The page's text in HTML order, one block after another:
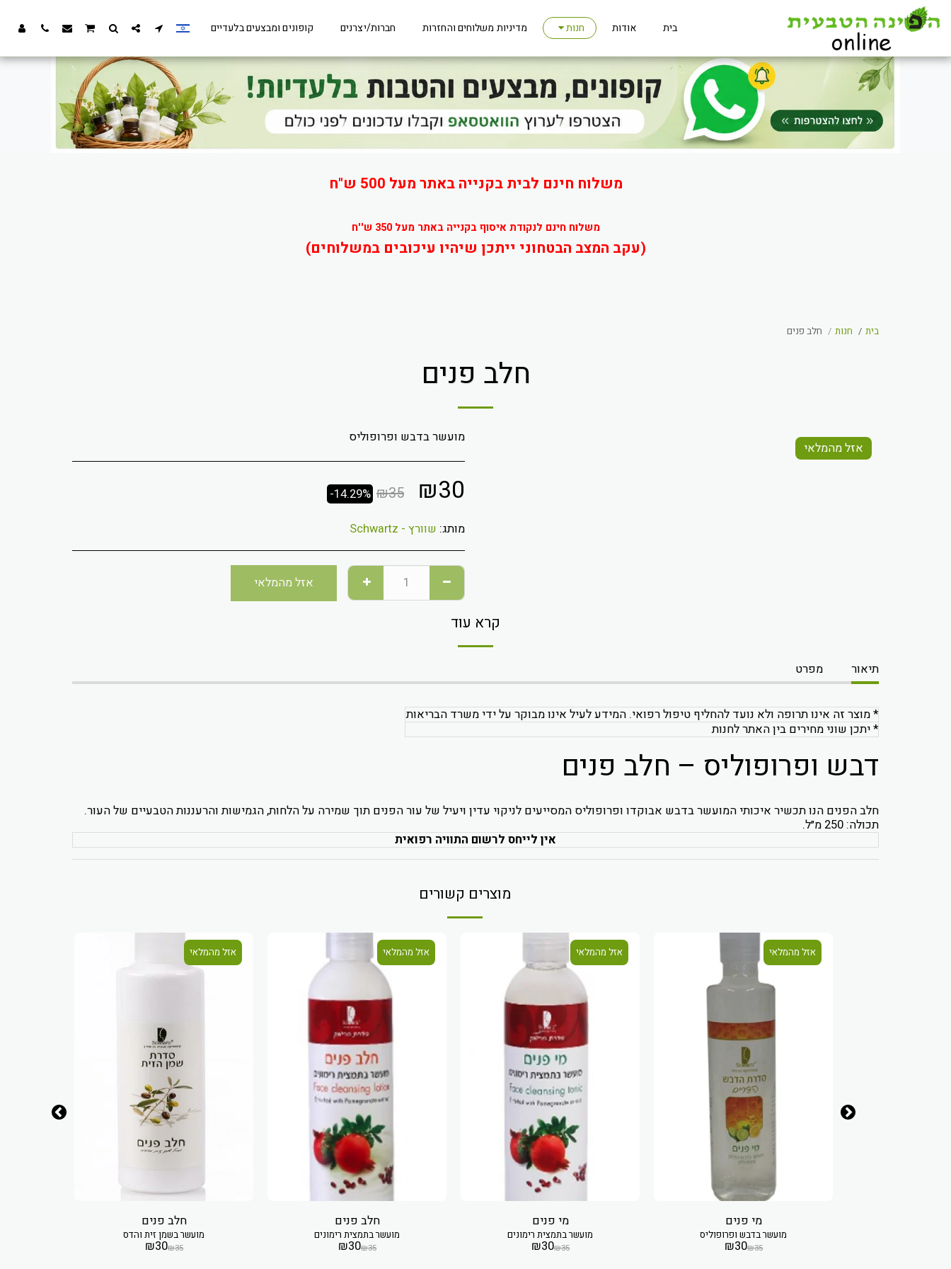
משלוח חינם לבית בקנייה באתר מעל 500 ש"ח
משלוח חינם לנקודת איסוף בקנייה באתר מעל 350 ש''ח
(עקב המצב הבטחוני ייתכן שיהיו עיכובים במשלוחים)
בית אודות חנות מדיניות משלוחים והחזרות חברות/יצרנים קופונים ומבצעים בלעדיים
בית חנות חלב פנים
חלב פנים
אזל מהמלאי
מועשר בדבש ופרופוליס
₪30
₪35
-14.29%
מותג: שוורץ - Schwartz
אזל מהמלאי
קרא עוד
תיאור מפרט
* מוצר זה אינו תרופה ולא נועד להחליף טיפול רפואי. המידע לעיל אינו מבוקר על ידי משרד הבריאות
* יתכן שוני מחירים בין האתר לחנות
דבש ופרופוליס – חלב פנים
חלב הפנים הנו תכשיר איכותי המועשר בדבש אבוקדו ופרופוליס המסייעים לניקוי עדין ויעיל של עור הפנים תוך שמירה על הלחות, הגמישות והרעננות הטבעיים של העור.
תכולה: 250 מ״ל.
אין לייחס לרשום התוויה רפואית
מוצרים קשורים
אזל מהמלאי
מי פנים
מועשר בדבש ופרופוליס
₪35
₪30
אזל מהמלאי
מי פנים
מועשר בתמצית רימונים
₪35
₪30
אזל מהמלאי
חלב פנים
מועשר בתמצית רימונים
₪35
₪30
אזל מהמלאי
חלב פנים
מועשר בשמן זית והדס
₪35
₪30